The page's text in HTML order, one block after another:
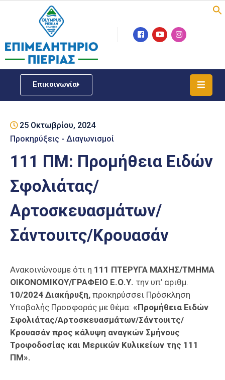
Επικοινωνία
Επιμελητήριο
Νέα
ΓΕΜΗ
Υποστήριξη
Έκθεση
Παραδοσιακών
Επαγγελμάτων
ΕΒΕΠ-
ΚΜ
Πιερία
25 Οκτωβρίου, 2024
Προκηρύξεις - Διαγωνισμοί
111 ΠΜ: Προμήθεια Ειδών
Σφολιάτας/
Αρτοσκευασμάτων/
Σάντουιτς/Κρουασάν
Ανακοινώνουμε ότι η 111 ΠΤΕΡΥΓΑ ΜΑΧΗΣ/ΤΜΗΜΑ
ΟΙΚΟΝΟΜΙΚΟΥ/ΓΡΑΦΕΙΟ Ε.Ο.Υ. την υπ’ αριθμ.
10/2024 Διακήρυξη, προκηρύσσει Πρόσκληση
Υποβολής Προσφοράς με θέμα: «Προμήθεια Ειδών
Σφολιάτας/Αρτοσκευασμάτων/Σάντουιτς/
Κρουασάν προς κάλυψη αναγκών Σμήνους
Τροφοδοσίας και Μερικών Κυλικείων της 111
ΠΜ».